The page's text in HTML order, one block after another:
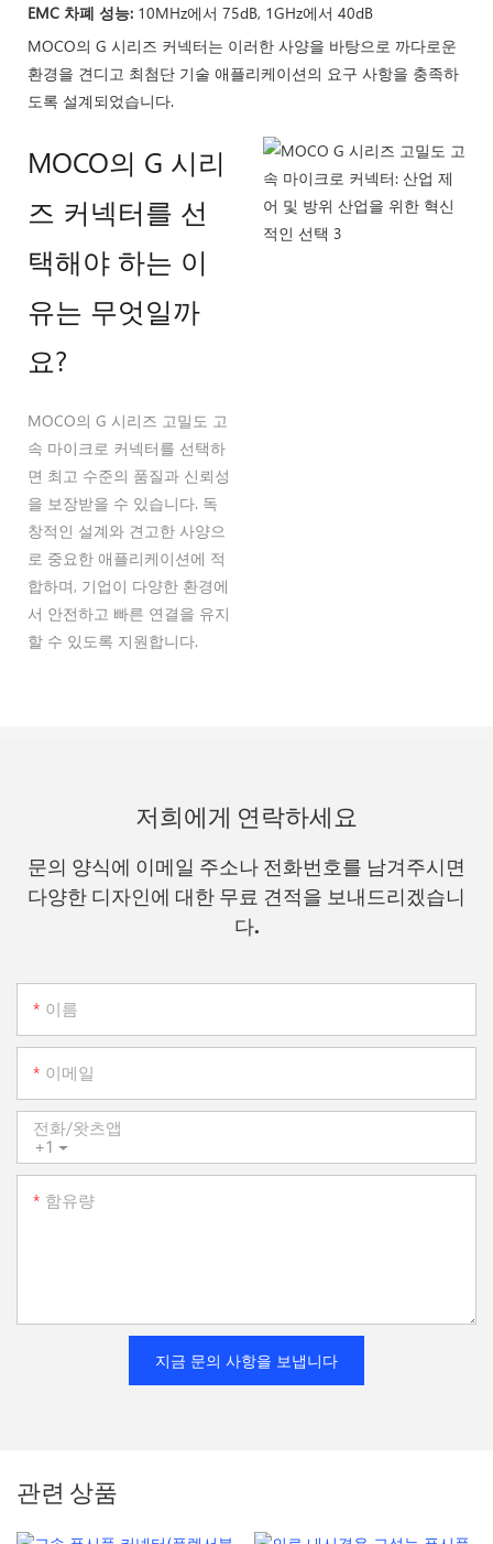
EMC 차폐 성능: 10MHz에서 75dB, 1GHz에서 40dB
MOCO의 G 시리즈 커넥터는 이러한 사양을 바탕으로 까다로운
환경을 견디고 최첨단 기술 애플리케이션의 요구 사항을 충족하
도록 설계되었습니다.
MOCO의 G 시리
즈 커넥터를 선
택해야 하는 이
유는 무엇일까
요?
MOCO의 G 시리즈 고밀도 고
속 마이크로 커넥터를 선택하
면 최고 수준의 품질과 신뢰성
을 보장받을 수 있습니다. 독
창적인 설계와 견고한 사양으
로 중요한 애플리케이션에 적
합하며, 기업이 다양한 환경에
서 안전하고 빠른 연결을 유지
할 수 있도록 지원합니다.
저희에게 연락하세요
문의 양식에 이메일 주소나 전화번호를 남겨주시면
다양한 디자인에 대한 무료 견적을 보내드리겠습니
다.
이름
이메일
+1
전화/왓츠앱
함유량
지금 문의 사항을 보냅니다
관련 상품